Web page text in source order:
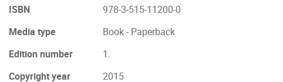
ISBN
978-3-515-11200-0
Media type
Book - Paperback
Edition number
1.
Copyright year
2015